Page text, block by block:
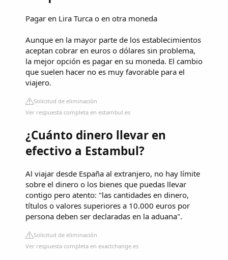
Pagar en Lira Turca o en otra moneda
Aunque en la mayor parte de los establecimientos
aceptan cobrar en euros o dólares sin problema,
la mejor opción es pagar en su moneda. El cambio
que suelen hacer no es muy favorable para el
viajero.
Solicitud de eliminación
Ver respuesta completa en estambul.es
¿Cuánto dinero llevar en
efectivo a Estambul?
Al viajar desde España al extranjero, no hay límite
sobre el dinero o los bienes que puedas llevar
contigo pero atento: "las cantidades en dinero,
títulos o valores superiores a 10.000 euros por
persona deben ser declaradas en la aduana".
Solicitud de eliminación
Ver respuesta completa en exactchange.es